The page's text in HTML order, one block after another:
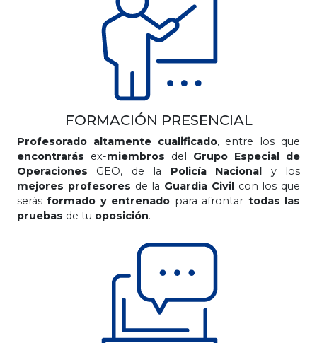
FORMACIÓN PRESENCIAL
Profesorado altamente cualificado, entre los que
encontrarás ex-miembros del Grupo Especial de
Operaciones GEO, de la Policía Nacional y los
mejores profesores de la Guardia Civilcon los que
serásformado y entrenado para afrontar todas las
pruebas de tu oposición.